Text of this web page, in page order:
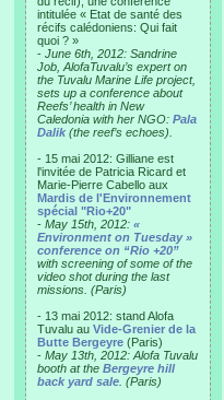
intitulée « Etat de santé des
récifs calédoniens: Qui fait
quoi ? »
- June 6th, 2012: Sandrine
Job, AlofaTuvalu’s expert on
the Tuvalu Marine Life project,
sets up a conference about
Reefs’ health in New
Caledonia with her NGO: Pala
Dalik (the reef’s echoes).
- 15 mai 2012: Gilliane est
l'invitée de Patricia Ricard et
Marie-Pierre Cabello aux
Mardis de l'Environnement
spécial "Rio+20"
- May 15th, 2012: «
Environment on Tuesday »
conference on “Rio +20”
with screening of some of the
video shot during the last
missions. (Paris)
- 13 mai 2012: stand Alofa
Tuvalu au Vide-Grenier de la
Butte Bergeyre (Paris)
- May 13th, 2012: Alofa Tuvalu
booth at the Bergeyre hill
back yard sale . (Paris)